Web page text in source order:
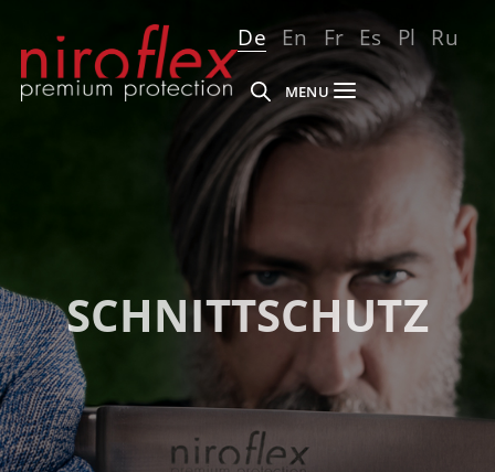
De En Fr Es Pl Ru
MENU
SCHNITTSCHUTZ